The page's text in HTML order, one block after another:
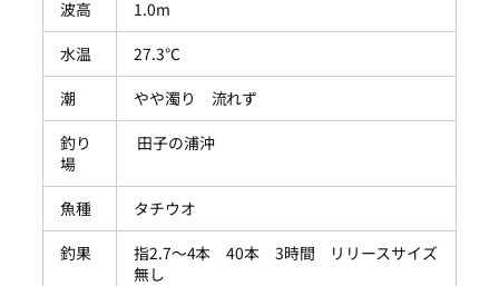
波高
1.0m
水温
27.3℃
潮
やや濁り 流れず
釣り
場
田子の浦沖
魚種
タチウオ
釣果
指2.7～4本 40本 3時間 リリースサイズ
無し